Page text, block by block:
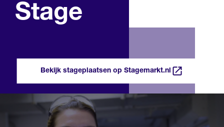
Stage
Bekijk stageplaatsen op Stagemarkt.nl